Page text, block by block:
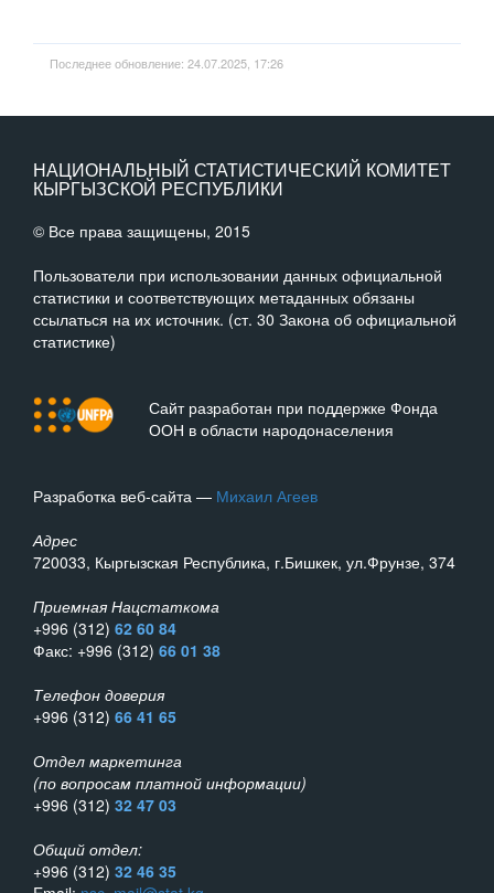
Последнее обновление: 24.07.2025, 17:26
НАЦИОНАЛЬНЫЙ СТАТИСТИЧЕСКИЙ КОМИТЕТ
КЫРГЫЗСКОЙ РЕСПУБЛИКИ
© Все права защищены, 2015
Пользователи при использовании данных официальной
статистики и соответствующих метаданных обязаны
ссылаться на их источник. (ст. 30 Закона об официальной
статистике)
Сайт разработан при поддержке Фонда
ООН в области народонаселения
Разработка веб-сайта — Михаил Агеев
Адрес
720033, Кыргызская Республика, г.Бишкек, ул.Фрунзе, 374
Приемная Нацстаткома
+996 (312) 62 60 84
Факс: +996 (312) 66 01 38
Телефон доверия
+996 (312) 66 41 65
Отдел маркетинга
(по вопросам платной информации)
+996 (312) 32 47 03
Общий отдел:
+996 (312) 32 46 35